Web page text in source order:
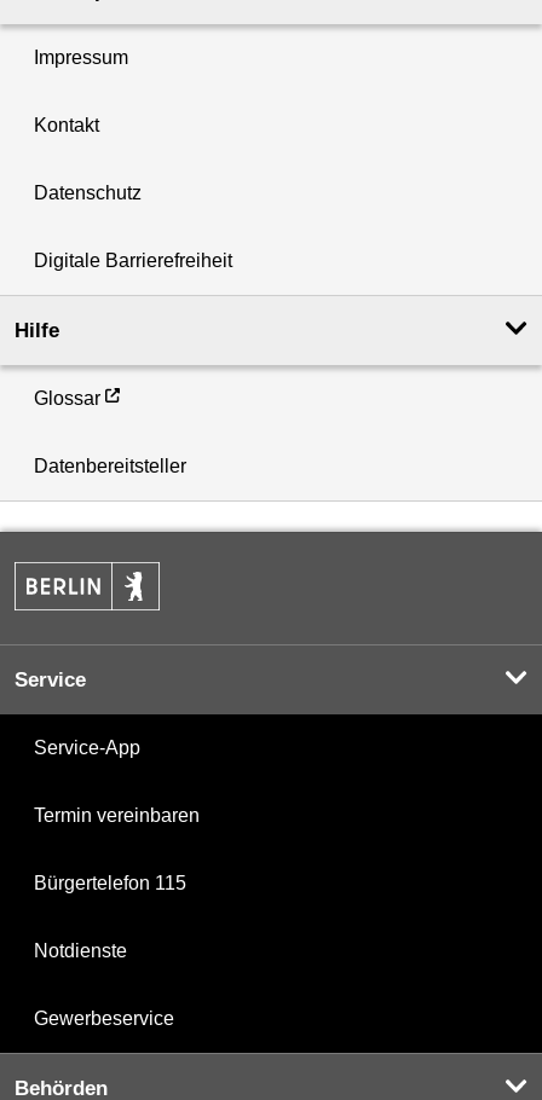
Impressum
Kontakt
Datenschutz
Digitale Barrierefreiheit
Hilfe
Glossar
Datenbereitsteller
Service
Service-App
Termin vereinbaren
Bürgertelefon 115
Notdienste
Gewerbeservice
Behörden